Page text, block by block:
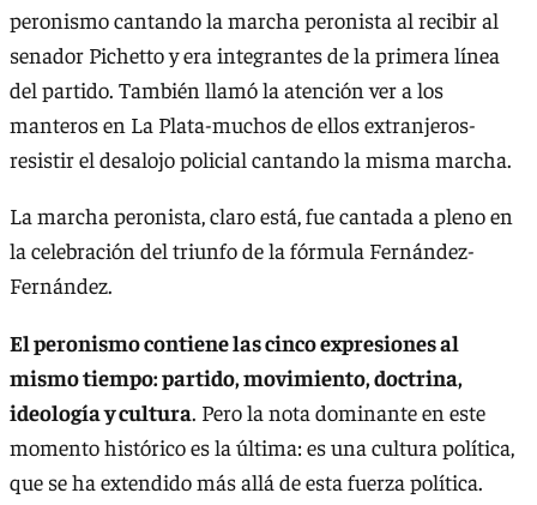
peronismo cantando la marcha peronista al recibir al
senador Pichetto y era integrantes de la primera línea
del partido. También llamó la atención ver a los
manteros en La Plata-muchos de ellos extranjeros-
resistir el desalojo policial cantando la misma marcha.
La marcha peronista, claro está, fue cantada a pleno en
la celebración del triunfo de la fórmula Fernández-
Fernández.
El peronismo contiene las cinco expresiones al
mismo tiempo: partido, movimiento, doctrina,
ideología y cultura. Pero la nota dominante en este
momento histórico es la última: es una cultura política,
que se ha extendido más allá de esta fuerza política.